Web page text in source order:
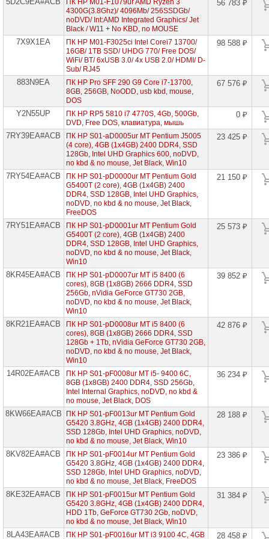
ПК HP M01-F1079ur AMD Ryzen 3
4300G(3.8Ghz)/ 4096Mb/ 256SSDGb/
noDVD/ Int:AMD Integrated Graphics/ Jet
Black / W11 + No KBD, no MOUSE
56 783 ₽
7X9X1EA
ПК HP M01-F3025ci Intel Corei7 13700/
16GB/ 1TB SSD/ UHDG 770/ Free DOS/
WiFi/ BT/ 6xUSB 3.0/ 4x USB 2.0/ HDMI/ D-
Sub/ RJ45
98 588 ₽
883N9EA
ПК HP Pro SFF 290 G9 Core i7-13700,
8GB, 256GB, NoODD, usb kbd, mouse,
DOS
67 576 ₽
Y2N55UP
ПК HP RP5 5810 i7 4770S, 4Gb, 500Gb,
DVD, Free DOS, клавиатура, мышь
0 ₽
7RY39EA#ACB
ПК HP S01-aD0005ur MT Pentium J5005
(4 core), 4GB (1x4GB) 2400 DDR4, SSD
128Gb, Intel UHD Graphics 600, noDVD,
no kbd & no mouse, Jet Black, Win10
23 425 ₽
7RY54EA#ACB
ПК HP S01-pD0000ur MT Pentium Gold
G5400T (2 core), 4GB (1x4GB) 2400
DDR4, SSD 128GB, Intel UHD Graphics,
noDVD, no kbd & no mouse, Jet Black,
FreeDOS
21 150 ₽
7RY51EA#ACB
ПК HP S01-pD0001ur MT Pentium Gold
G5400T (2 core), 4GB (1x4GB) 2400
DDR4, SSD 128GB, Intel UHD Graphics,
noDVD, no kbd & no mouse, Jet Black,
Win10
25 573 ₽
8KR45EA#ACB
ПК HP S01-pD0007ur MT i5 8400 (6
cores), 8GB (1x8GB) 2666 DDR4, SSD
256Gb, nVidia GeForce GT730 2GB,
noDVD, no kbd & no mouse, Jet Black,
Win10
39 852 ₽
8KR21EA#ACB
ПК HP S01-pD0008ur MT i5 8400 (6
cores), 8GB (1x8GB) 2666 DDR4, SSD
128Gb + 1Tb, nVidia GeForce GT730 2GB,
noDVD, no kbd & no mouse, Jet Black,
Win10
42 876 ₽
14R02EA#ACB
ПК HP S01-pF0008ur MT i5- 9400 6C,
8GB (1x8GB) 2400 DDR4, SSD 256Gb,
Intel Internal Graphics, noDVD, no kbd &
no mouse, Jet Black, DOS
36 234 ₽
8KW66EA#ACB
ПК HP S01-pF0013ur MT Pentium Gold
G5420 3.8GHz, 4GB (1x4GB) 2400 DDR4,
SSD 128Gb, Intel UHD Graphics, noDVD,
no kbd & no mouse, Jet Black, Win10
28 188 ₽
8KV82EA#ACB
ПК HP S01-pF0014ur MT Pentium Gold
G5420 3.8GHz, 4GB (1x4GB) 2400 DDR4,
SSD 128Gb, Intel UHD Graphics, noDVD,
no kbd & no mouse, Jet Black, FreeDOS
23 386 ₽
8KE32EA#ACB
ПК HP S01-pF0015ur MT Pentium Gold
G5420 3.8GHz, 4GB (1x4GB) 2400 DDR4,
HDD 1Tb, GeForce GT730 2Gb, noDVD,
no kbd & no mouse, Jet Black, Win10
31 384 ₽
8LA43EA#ACB ПК HP S01-pF0016ur MT i3 9100 4C, 4GB 28 458 ₽